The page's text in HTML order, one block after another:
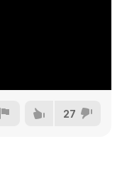
27